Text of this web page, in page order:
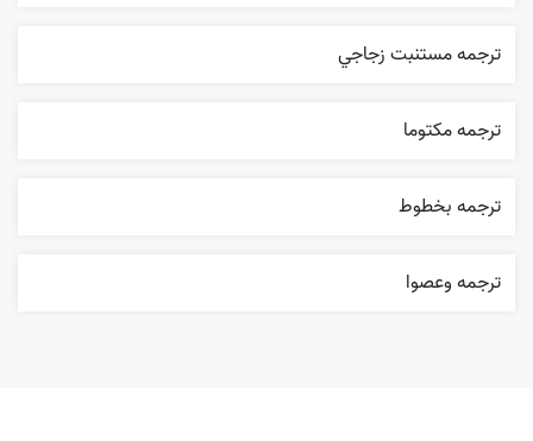
ترجمه مستنبت زجاجي
ترجمه مکتوما
ترجمه بخطوط
ترجمه وعصوا